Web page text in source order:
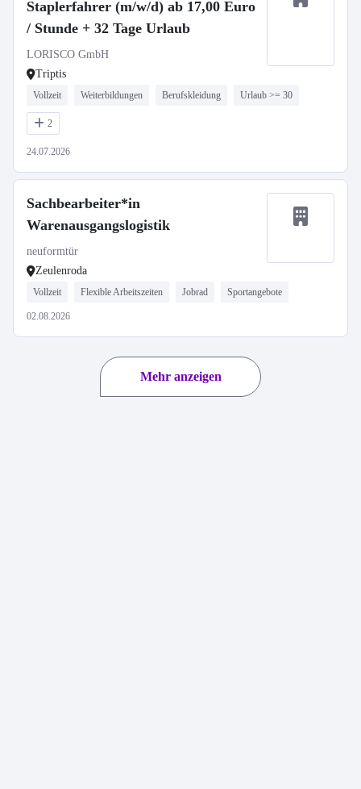
Staplerfahrer (m/w/d) ab 17,00 Euro
/ Stunde + 32 Tage Urlaub
LORISCO GmbH
Triptis
Vollzeit Weiterbildungen Berufskleidung Urlaub >= 30
2
24.07.2026
Sachbearbeiter*in
Warenausgangslogistik
neuformtür
Zeulenroda
Vollzeit Flexible Arbeitszeiten Jobrad Sportangebote
02.08.2026
Mehr anzeigen